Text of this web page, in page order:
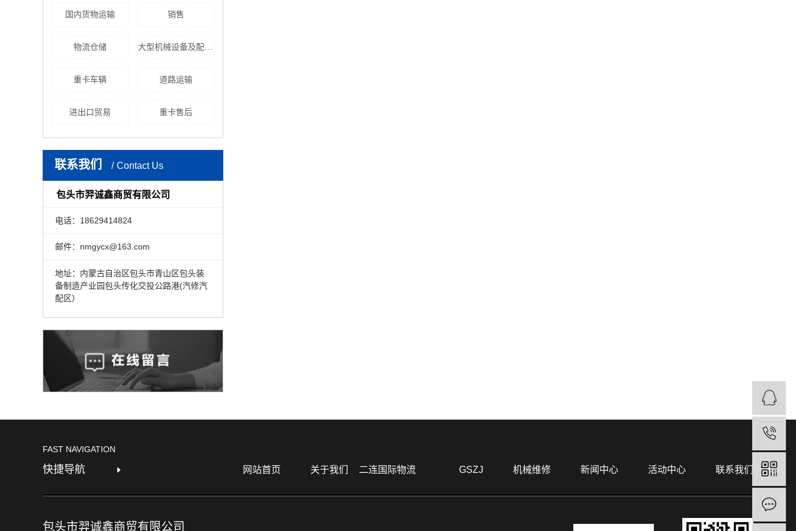
国内货物运输 销售
物流仓储
重卡车辆 道路运输
进出口贸易 重卡售后
联系我们 Contact Us
包头市羿诚鑫商贸有限公司
电话：18629414824
邮件：nmgycx@163.com
地址：内蒙古自治区包头市青山区包头装
备制造产业园包头传化交投公路港(汽修汽
配区）
FAST NAVIGATION
快捷导航 网站首页 关于我们 二连国际物流 GSZJ 机械维修 新闻中心 活动中心 联系我们
包头市羿诚鑫商贸有限公司